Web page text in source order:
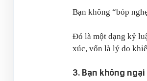
Bạn không “bóp
Đó là một dạng kỷ
xúc, vốn là lý do
3. Bạn không